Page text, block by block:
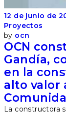
12 de junio de
Proyectos
by ocn
OCN
Gandía,
en la
alto valor
La constructora